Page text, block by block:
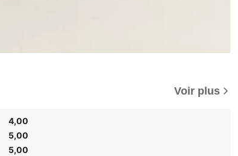
Voir plus
4,00
5,00
5,00